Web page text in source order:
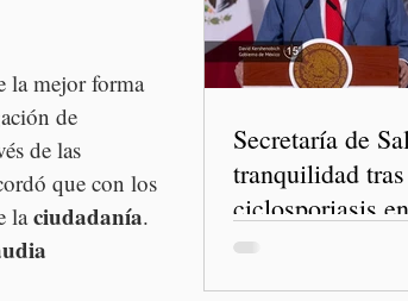
la mejor forma
de
de las
que con los
la ciudadanía.
Secretaría de
tranquilidad
ciclosporiasis